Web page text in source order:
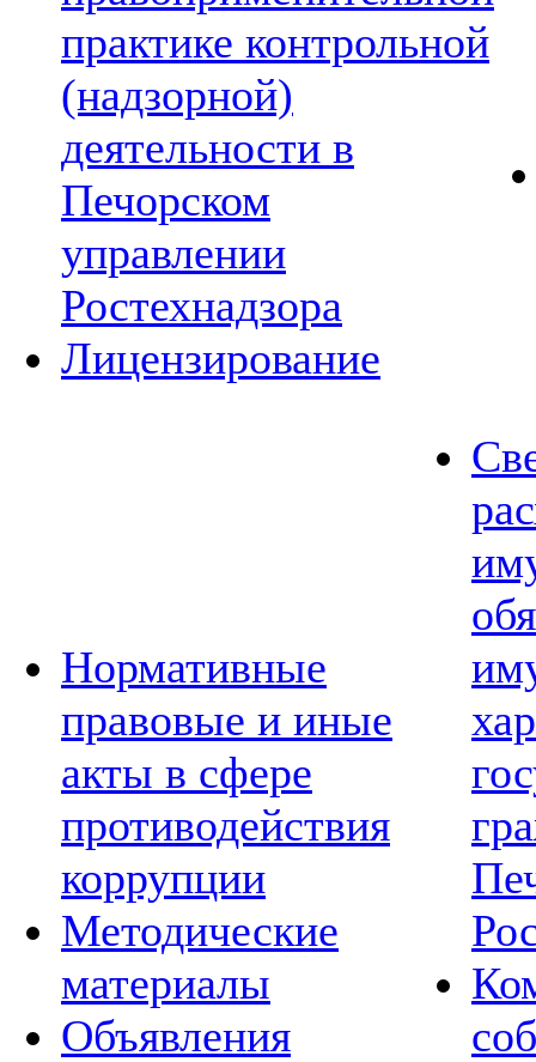
практике контрольной
(надзорной)
деятельности в
Печорском
управлении
Ростехнадзора
Лицензирование
Нормативные
правовые и иные
акты в сфере
противодействия
коррупции
Методические
материалы
Объявления